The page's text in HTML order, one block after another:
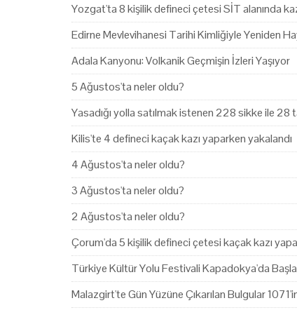
Yozgat'ta 8 kişilik defineci çetesi SİT alanında
Edirne Mevlevihanesi Tarihi Kimliğiyle Yeniden
Adala Kanyonu: Volkanik Geçmişin İzleri Yaşıyor
5 Ağustos'ta neler oldu?
Yasadığı yolla satılmak istenen 228 sikke ile 28
Kilis'te 4 defineci kaçak kazı yaparken yakalandı
4 Ağustos'ta neler oldu?
3 Ağustos'ta neler oldu?
2 Ağustos'ta neler oldu?
Çorum'da 5 kişilik defineci çetesi kaçak kazı
Türkiye Kültür Yolu Festivali Kapadokya'da
Malazgirt'te Gün Yüzüne Çıkarılan Bulgular